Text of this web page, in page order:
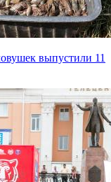
выпустили 11